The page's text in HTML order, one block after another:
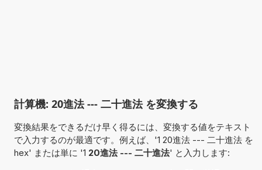
計算機: 20進法 --- 二十進法 を変換する
変換結果をできるだけ早く得るには、変換する値をテキスト
で入力するのが最適です。例えば、'1 20進法 --- 二十進法 を
hex' または単に '1 20進法 --- 二十進法' と入力します: